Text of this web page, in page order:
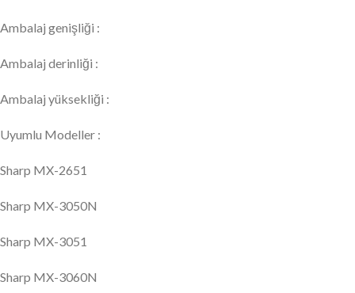
Ambalaj genişliği :
Ambalaj derinliği :
Ambalaj yüksekliği :
Uyumlu Modeller :
Sharp MX-2651
Sharp MX-3050N
Sharp MX-3051
Sharp MX-3060N